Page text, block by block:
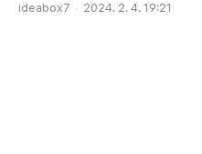
ideabox7 2024. 2. 4. 19:21